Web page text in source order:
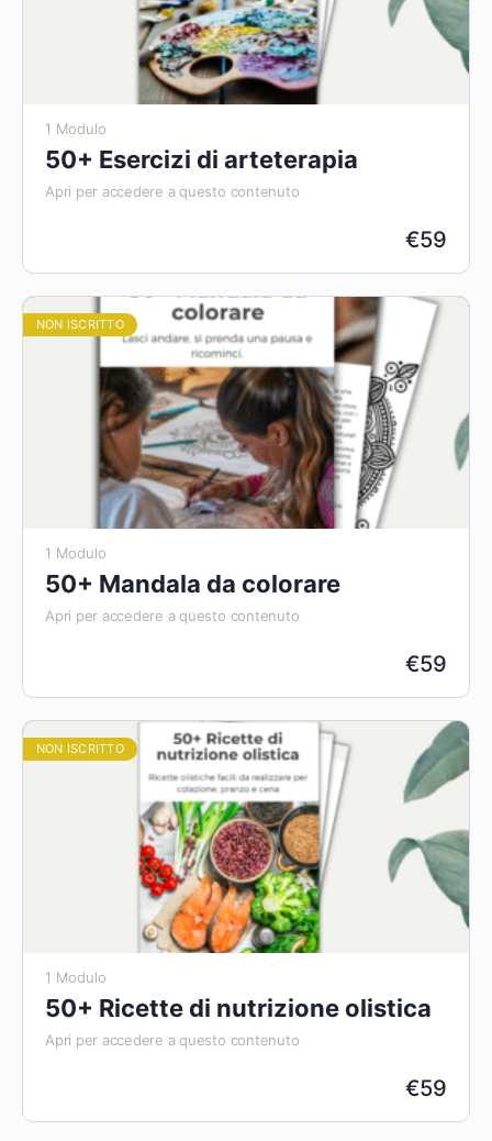
1 Modulo
50+ Esercizi di arteterapia
Apri per accedere a questo contenuto
€59
NON ISCRITTO
1 Modulo
50+ Mandala da colorare
Apri per accedere a questo contenuto
€59
NON ISCRITTO
1 Modulo
50+ Ricette di nutrizione olistica
Apri per accedere a questo contenuto
€59